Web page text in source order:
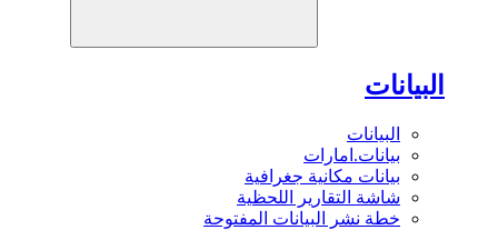
البيانات
البيانات
بيانات.امارات
بيانات مكانية جغرافية
شاشة التقارير اللحظية
خطة نشر البيانات المفتوحة